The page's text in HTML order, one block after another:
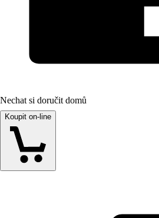
Nechat si doručit domů
Koupit on-line